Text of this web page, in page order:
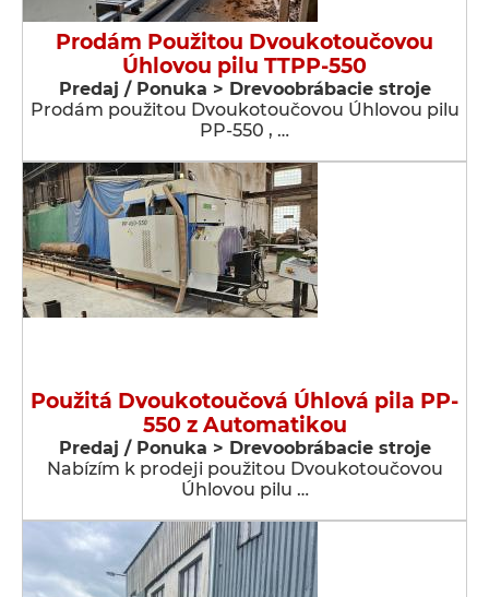
Prodám Použitou Dvoukotoučovou
Úhlovou pilu TTPP-550
Predaj / Ponuka > Drevoobrábacie stroje
Prodám použitou Dvoukotoučovou Úhlovou pilu
PP-550 , …
Použitá Dvoukotoučová Úhlová pila PP-
550 z Automatikou
Predaj / Ponuka > Drevoobrábacie stroje
Nabízím k prodeji použitou Dvoukotoučovou
Úhlovou pilu …